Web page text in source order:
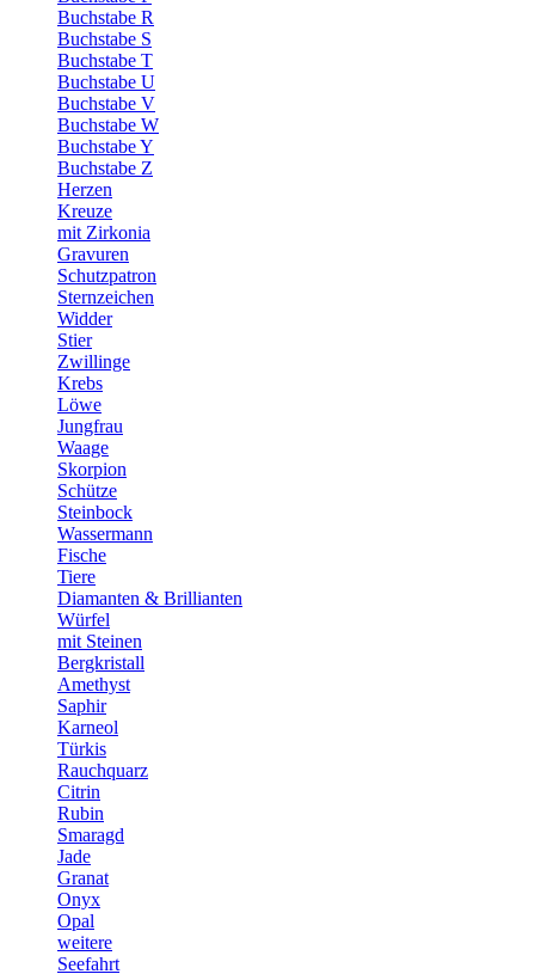
Buchstabe R
Buchstabe S
Buchstabe T
Buchstabe U
Buchstabe V
Buchstabe W
Buchstabe Y
Buchstabe Z
Herzen
Kreuze
mit Zirkonia
Gravuren
Schutzpatron
Sternzeichen
Widder
Stier
Zwillinge
Krebs
Löwe
Jungfrau
Waage
Skorpion
Schütze
Steinbock
Wassermann
Fische
Tiere
Diamanten & Brillianten
Würfel
mit Steinen
Bergkristall
Amethyst
Saphir
Karneol
Türkis
Rauchquarz
Citrin
Rubin
Smaragd
Jade
Granat
Onyx
Opal
weitere
Seefahrt